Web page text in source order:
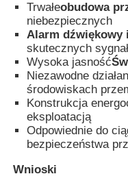
O nas
Wycieczka po
Kontrola jakości
Skontaktuj się z
Trwałeobudowa
niebezpiecznych
Alarm dźwiękowy
skutecznych
Wysoka jasność
Niezawodne
środowiskach
Konstrukcja
eksploatacją
Odpowiednie do
bezpieczeństwa
Wnioski